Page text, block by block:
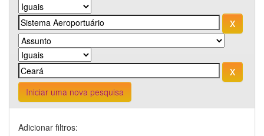
Iniciar uma nova pesquisa
Adicionar filtros: